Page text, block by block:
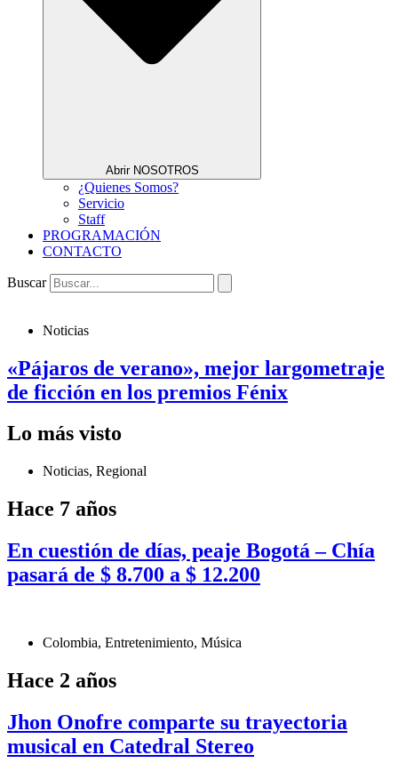
Abrir NOSOTROS
¿Quienes Somos?
Servicio
Staff
PROGRAMACIÓN
CONTACTO
Buscar
Noticias
«Pájaros de verano», mejor largometraje
de ficción en los premios Fénix
Lo más visto
Noticias, Regional
Hace 7 años
En cuestión de días, peaje Bogotá – Chía
pasará de $ 8.700 a $ 12.200
Colombia, Entretenimiento, Música
Hace 2 años
Jhon Onofre comparte su trayectoria
musical en Catedral Stereo